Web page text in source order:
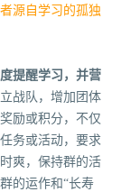
源自学习的孤独
提醒学习，并营
战队，增加团体
励或积分，不仅
务或活动，要求
爽，保持群的活
的运作和“长寿